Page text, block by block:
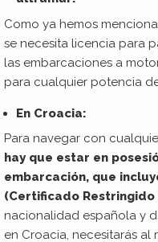
Como ya hemos
se necesita licencia para
las embarcaciones a
para cualquier potencia
En Croacia:
Para navegar con
hay que estar en
embarcación, que
(Certificado
nacionalidad española y
en Croacia, necesitarás al